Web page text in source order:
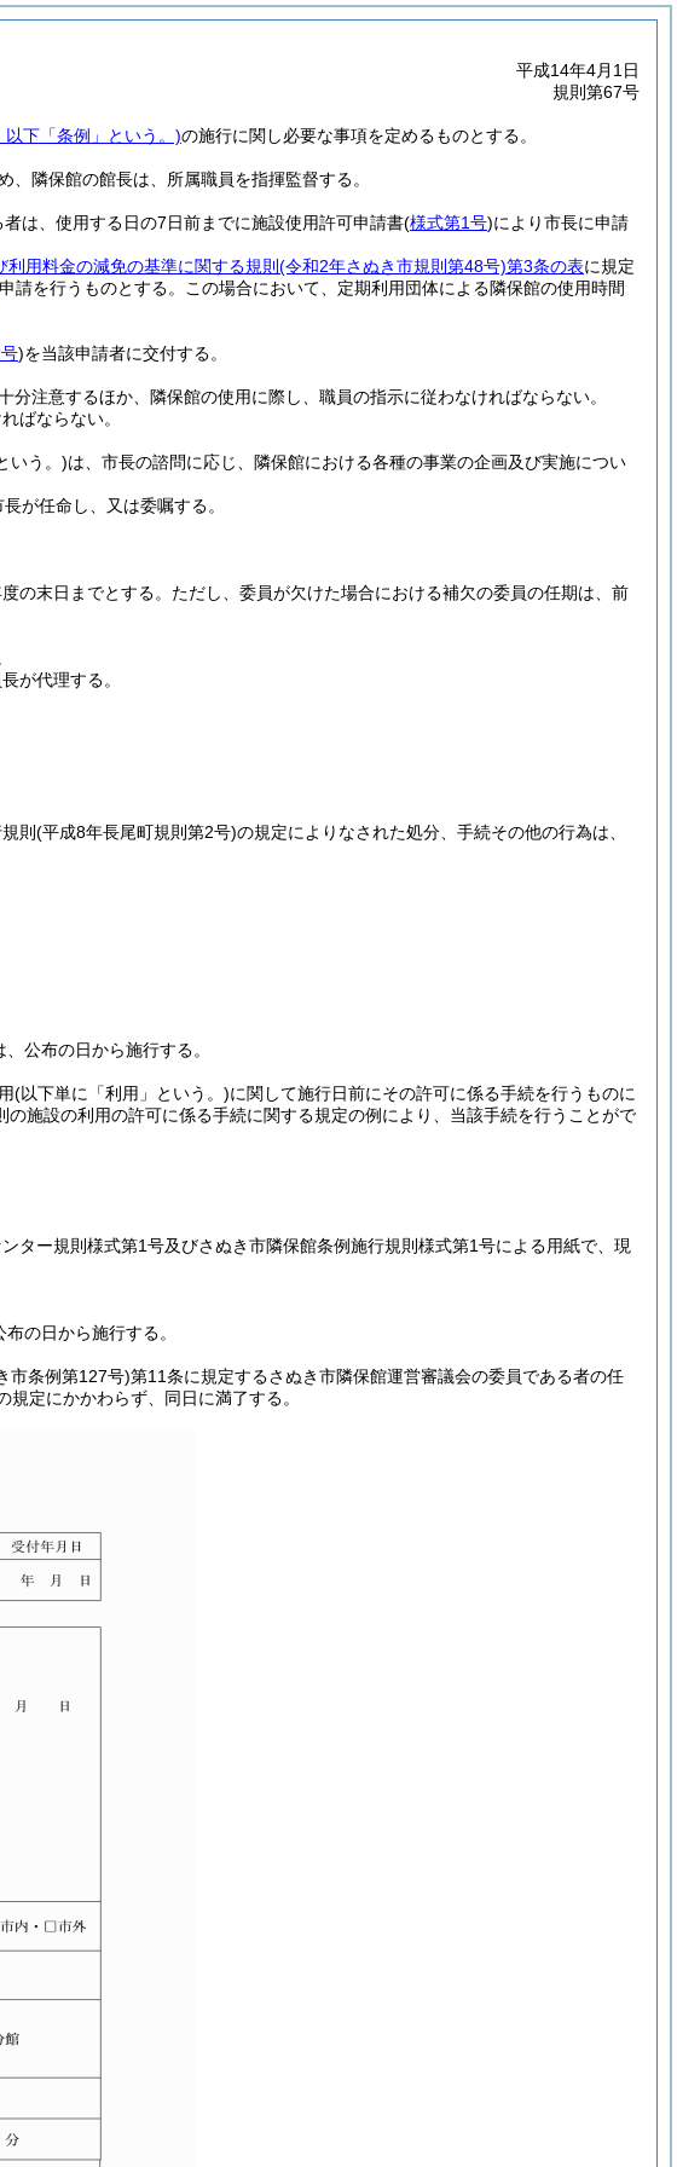
平成14年4月1日
規則第67号
下「条例」という。)の施行に関し必要な事項を定めるものとする。
、隣保館の館長は、所属職員を指揮監督する。
は、使用する日の7日前までに施設使用許可申請書(様式第1号)により市長に申請
用料金の減免の基準に関する規則 (令和2年さぬき市規則第48号)第3条の表に規定
請を行うものとする。
この場合において、定期利用団体による隣保館の使用時間
)を当該申請者に交付する。
分注意するほか、隣保館の使用に際し、職員の指示に従わなければならない。
ばならない。
いう。)は、市長の諮問に応じ、隣保館における各種の事業の企画及び実施につい
が任命し、又は委嘱する。
の末日までとする。 ただし、委員が欠けた場合における補欠の委員の任期は、前
が代理する。
則 (平成8年長尾町規則第2号)の規定によりなされた処分、手続その他の行為は、
公布の日から施行する。
(以下単に「利用」という。)に関して施行日前にその許可に係る手続を行うものに
施設の利用の許可に係る手続に関する規定の例により、当該手続を行うことがで
ター規則様式第1号及びさぬき市隣保館条例施行規則様式第1号による用紙で、現
の日から施行する。
市条例第127号)第11条に規定するさぬき市隣保館運営審議会の委員である者の任
定にかかわらず、同日に満了する。